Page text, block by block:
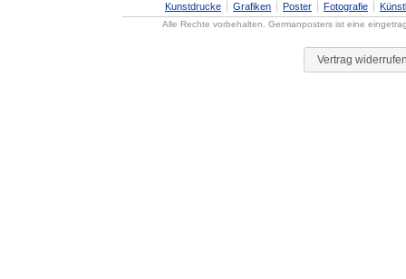
Kunstdrucke
Grafiken Poster Fotografie
Alle Rechte vorbehalten. Germanposters ist eine
Vertrag